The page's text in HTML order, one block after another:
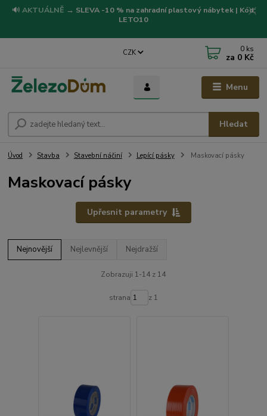
🔊 AKTUÁLNĚ → SLEVA -10 % na zahradní plastový nábytek | Kód:
LETO10
Menu
CZK
Hledat
0 ks
za 0 Kč
Úvod Stavba Stavební náčiní Lepící pásky Maskovací pásky
Maskovací pásky
Upřesnit parametry
Nejnovější Nejlevnější Nejdražší
Zobrazuji 1-14 z 14
strana z 1